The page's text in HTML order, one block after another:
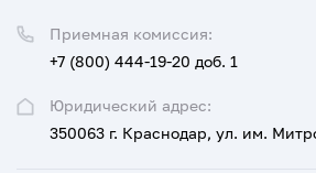
Юридический адрес:
350063 г. Краснодар, ул. им.
Приемная комиссия:
+7 (800) 444-19-20 доб. 1